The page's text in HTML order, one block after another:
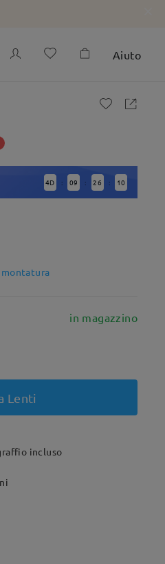
Aiuto
4D : 09 : 26 : 8
in magazzino
Lenti
incluso